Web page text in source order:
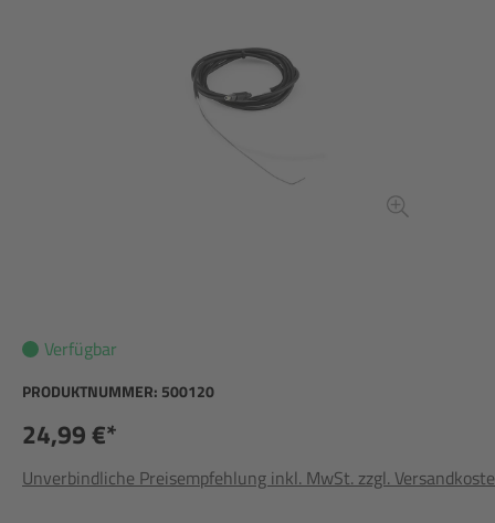
Verfügbar
PRODUKTNUMMER: 500120
24,99 €*
Unverbindliche Preisempfehlung inkl. MwSt. zzgl.